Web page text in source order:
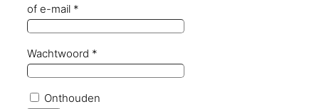
of e-mail *
Wachtwoord *
Onthouden